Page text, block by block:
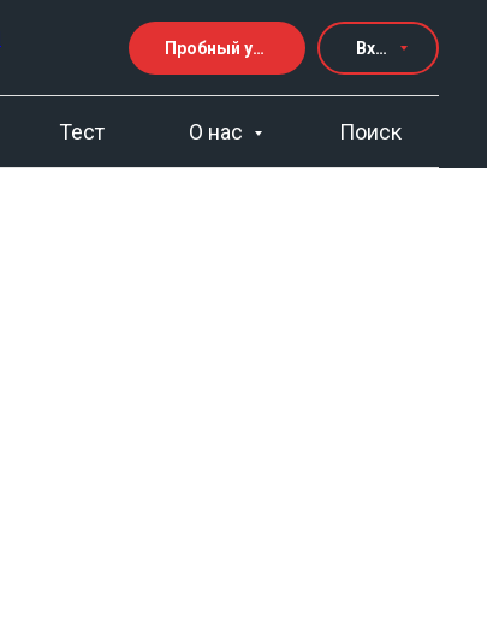
Пробный урок Вход
Тест О нас Поиск